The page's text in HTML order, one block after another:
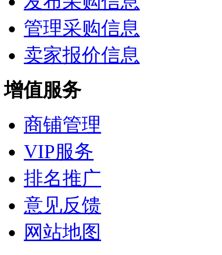
管理采购信息
卖家报价信息
增值服务
商铺管理
VIP服务
排名推广
意见反馈
网站地图